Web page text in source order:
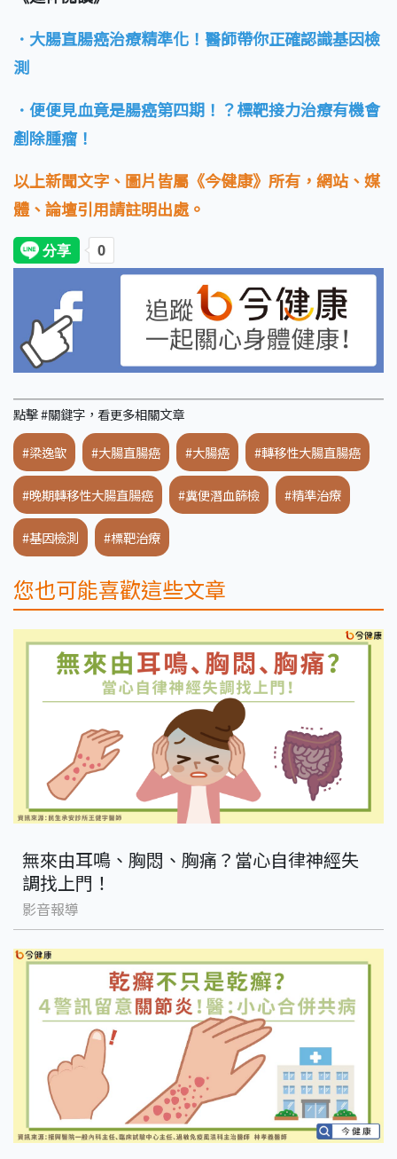
．大腸直腸癌治療精準化！醫師帶你正確認識基因檢
測
．便便見血竟是腸癌第四期！？標靶接力治療有機會
剷除腫瘤！
以上新聞文字、圖片皆屬《今健康》所有，網站、媒
體、論壇引用請註明出處。
點擊 #關鍵字，看更多相關文章
#梁逸歆 #大腸直腸癌 #大腸癌 #轉移性大腸直腸癌
#晚期轉移性大腸直腸癌 #糞便潛血篩檢 #精準治療
#基因檢測 #標靶治療
您也可能喜歡這些文章
無來由耳鳴、胸悶、胸痛？當心自律神經失
調找上門！
影音報導